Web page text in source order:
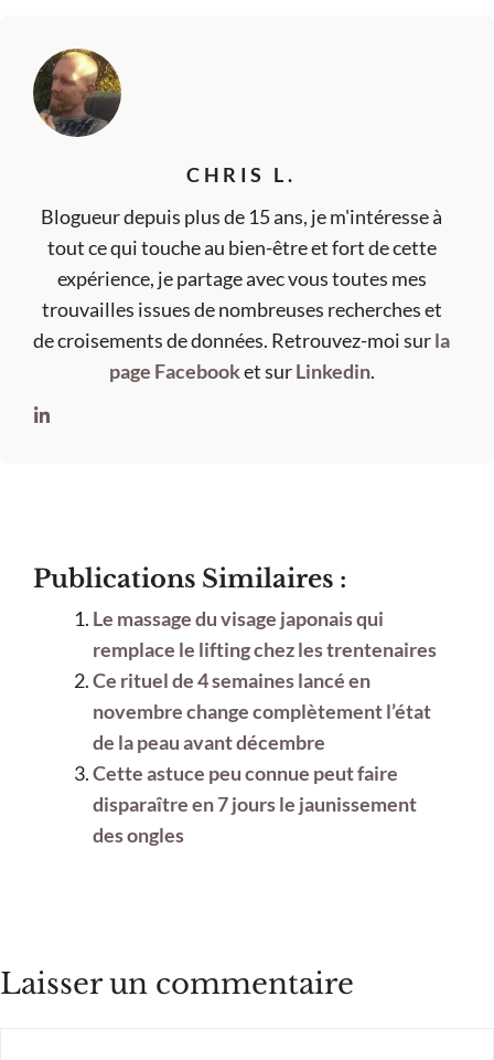
CHRIS L.
Blogueur depuis plus de 15 ans, je m'intéresse à
tout ce qui touche au bien-être et fort de cette
expérience, je partage avec vous toutes mes
trouvailles issues de nombreuses recherches et
de croisements de données. Retrouvez-moi surla
page Facebooket surLinkedin.
Publications Similaires :
Le massage du visage japonais qui
remplace le lifting chez les trentenaires
Ce rituel de 4 semaines lancé en
novembre change complètement l’état
de la peau avant décembre
Cette astuce peu connue peut faire
disparaître en 7 jours le jaunissement
des ongles
Laisser un commentaire